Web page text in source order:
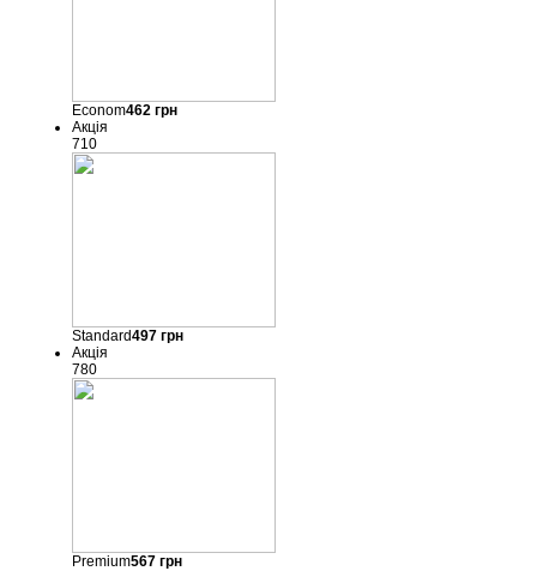
Econom462 грн
Акція
710
Standard497грн
Акція
780
Premium567грн